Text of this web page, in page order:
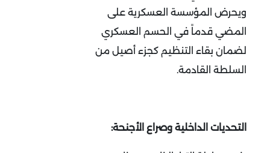
ويحرض المؤسسة العسكرية على
المضي قدماً في الحسم العسكري
لضمان بقاء التنظيم كجزء أصيل من
السلطة القادمة.
التحديات الداخلية وصراع الأجنحة: